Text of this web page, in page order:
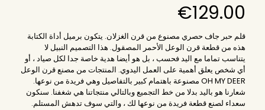
€129.00
قلم حبر جاف حصري مصنوع من قرن الغزلان. يتكون برميل أداة الكتابة
هذه من قطعة قرن الوعل الأحمر المصقول. هذا التصميم النبيل لا
يتناسب تماما مع اليد فحسب ، بل هو أيضا هدية خاصة جدا لكل صياد ، أو
أي شخص يعلق أهمية على العمل اليدوي. المنتجات من مصنع قرن الوعل
OH MY DEER مصنوعة باهتمام كبير بالتفاصيل وهي فريدة من نوعها.
شعارنا هو باليد بدلا من خط التجميع وبالتالي منتجاتنا هي شغفنا. سنكون
سعداء لصنع قطعة فريدة من نوعها لك ، والتي سوف تدهش المستلم.